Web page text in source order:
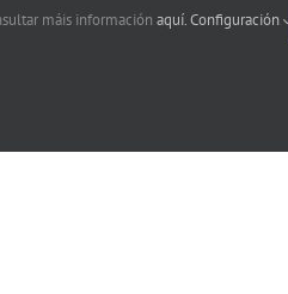
para el ingreso en la
máis información aquí.Configuración